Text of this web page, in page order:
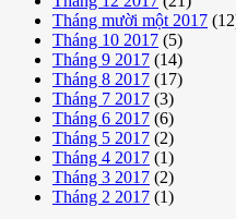
Tháng mười một 2017
Tháng 10 2017 (5)
Tháng 9 2017 (14)
Tháng 8 2017 (17)
Tháng 7 2017 (3)
Tháng 6 2017 (6)
Tháng 5 2017 (2)
Tháng 4 2017 (1)
Tháng 3 2017 (2)
Tháng 2 2017 (1)